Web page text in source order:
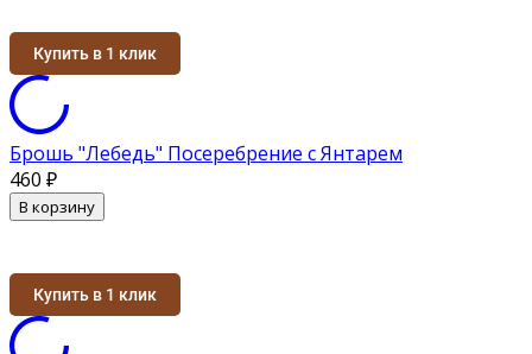
Купить в 1 клик
Брошь "Лебедь" Посеребрение с Янтарем
460 ₽
В корзину
Купить в 1 клик